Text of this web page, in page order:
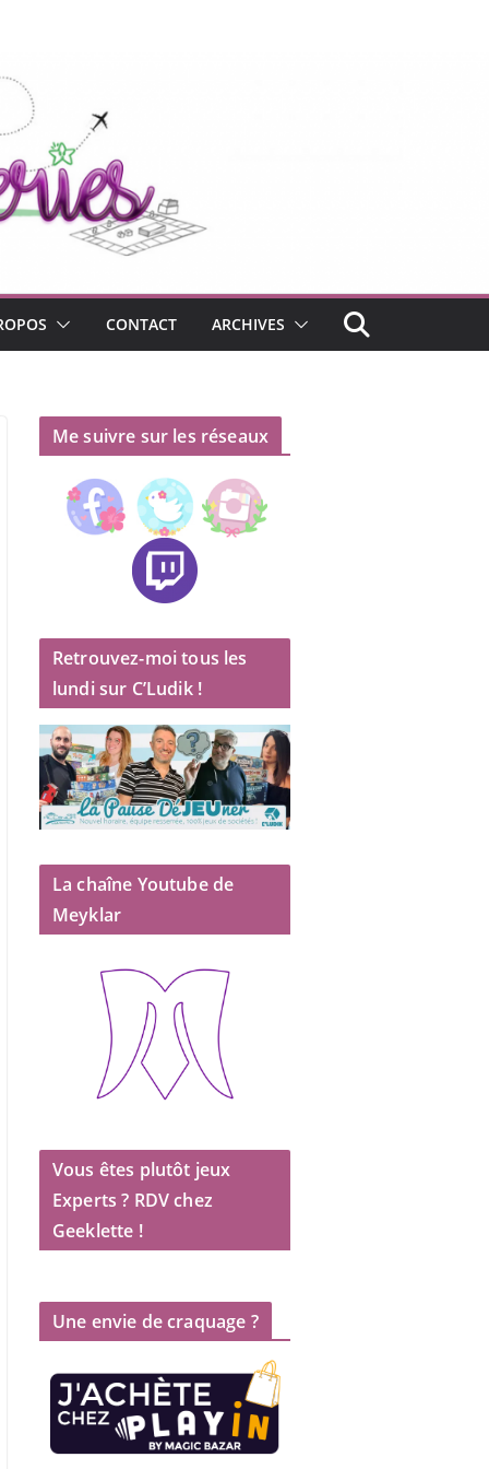
CONTACT ARCHIVES
Me suivre sur les réseaux
Retrouvez-moi tous les
lundi sur C’Ludik !
La chaîne Youtube de
Meyklar
Vous êtes plutôt jeux
Experts ? RDV chez
Geeklette !
Une envie de craquage ?